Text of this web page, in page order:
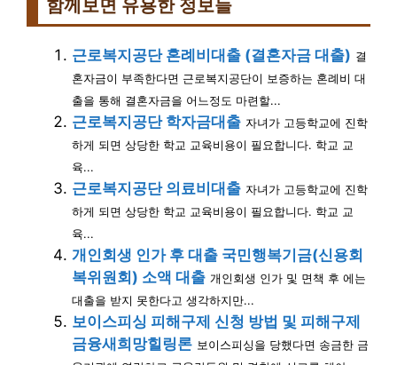
함께보면 유용한 정보들
근로복지공단 혼례비대출 (결혼자금 대출) 결
혼자금이 부족한다면 근로복지공단이 보증하는 혼례비 대
출을 통해 결혼자금을 어느정도 마련할...
근로복지공단 학자금대출 자녀가 고등학교에 진학
하게 되면 상당한 학교 교육비용이 필요합니다. 학교 교
육...
근로복지공단 의료비대출 자녀가 고등학교에 진학
하게 되면 상당한 학교 교육비용이 필요합니다. 학교 교
육...
개인회생 인가 후 대출 국민행복기금(신용회
복위원회) 소액 대출 개인회생 인가 및 면책 후 에는
대출을 받지 못한다고 생각하지만...
보이스피싱 피해구제 신청 방법 및 피해구제
금융새희망힐링론 보이스피싱을 당했다면 송금한 금